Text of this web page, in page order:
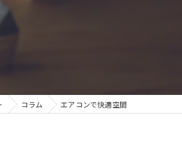
コラム エアコンで快適空間